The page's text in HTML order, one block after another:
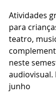
Atividades
para
teatro,
neste
audiovisual.
junho